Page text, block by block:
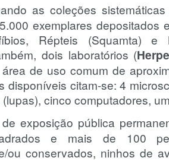
as coleções
exemplares depositados
Répteis (Squamta) e
dois laboratórios (
de uso comum de
disponíveis citam-se: 4
cinco computadores,
exposição pública
e mais de 100
ou conservados, ninhos de